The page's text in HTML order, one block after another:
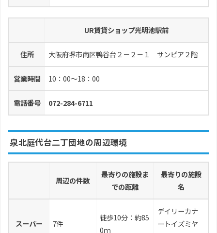
UR賃貸ショップ光明池駅前
住所 大阪府堺市南区鴨谷台２－２－１ サンピア２階
営業時間 10：00～18：00
電話番号 072-284-6711
泉北庭代台二丁団地の周辺環境
周辺の件数
最寄りの施設ま
での距離
最寄りの施設
名
スーパー 7件
徒歩10分：約85
0ｍ
デイリーカナ
ートイズミヤ